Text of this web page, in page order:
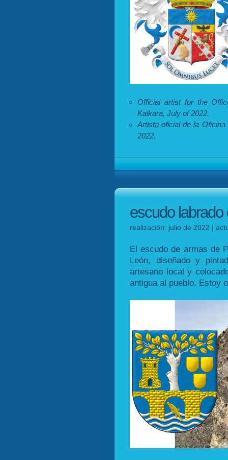
Official artist for the
Kalkara, July of 2022.
Artista oficial de la
2022.
escudo
realización: julio de 2022 |
El escudo de armas de
León, diseñado y
artesano local y
antigua al pueblo. Estoy